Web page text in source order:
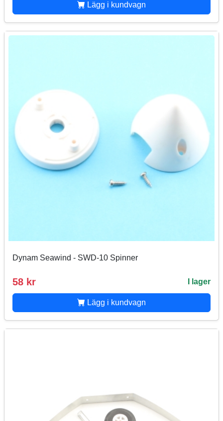
Lägg i kundvagn
Dynam Seawind - SWD-10 Spinner
58 kr I lager
Lägg i kundvagn